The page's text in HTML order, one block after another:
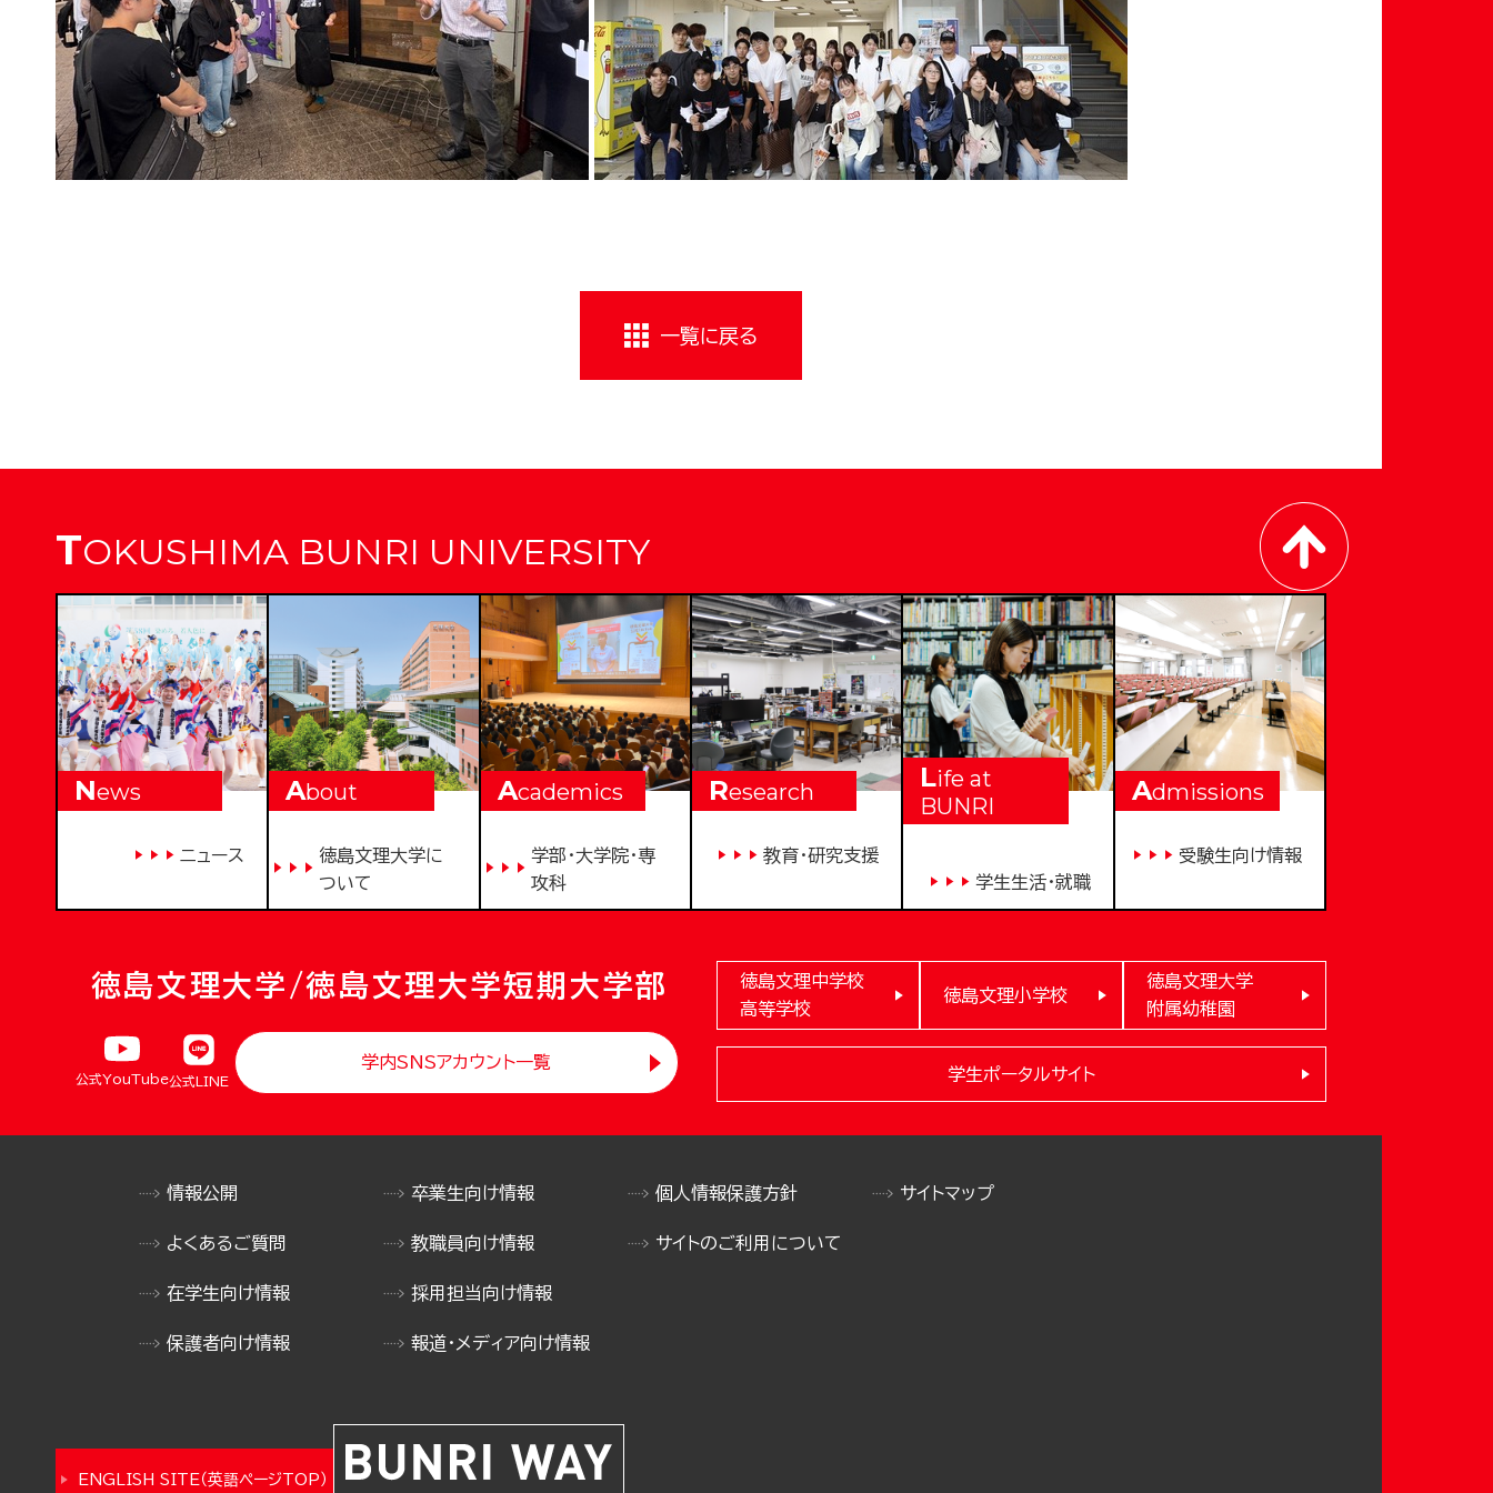
一覧に戻る
TOKUSHIMA BUNRI UNIVERSITY
News
ニュース
About
徳島文理大学に
ついて
Academics
学部・大学院・専
攻科
Research
教育・研究支援
Life at
BUNRI
学生生活・就職
Admissions
受験生向け情報
徳島文理大学/徳島文理大学短期大学部
公式YouTube公式LINE
学内SNSアカウント一覧
徳島文理中学校
高等学校
徳島文理小学校
徳島文理大学
附属幼稚園
学生ポータルサイト
情報公開
よくあるご質問
在学生向け情報
保護者向け情報
卒業生向け情報
教職員向け情報
採用担当向け情報
報道・メディア向け情報
個人情報保護方針
サイトのご利用について
サイトマップ
ENGLISH SITE（英語ページTOP）